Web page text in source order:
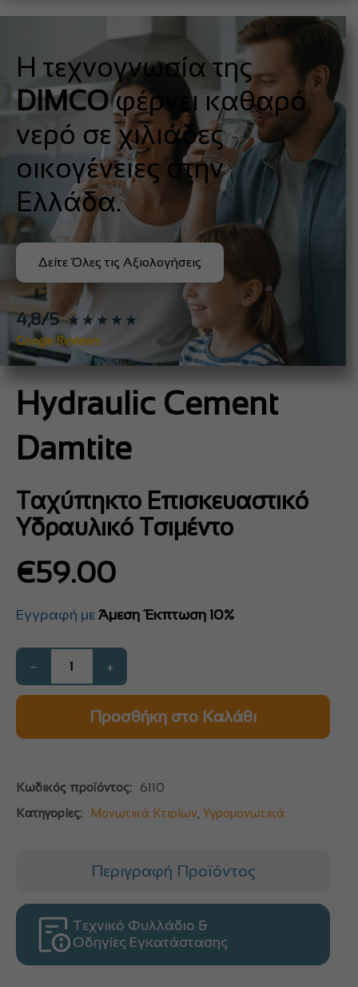
Η τεχνογνωσία της
DIMCOφέρνει καθαρό
νερό σε χιλιάδες
οικογένειες στην
Ελλάδα.
Δείτε Όλες τις Αξιολογήσεις
4,8/5 ★★★★★
Google Reviews
Hydraulic Cement
Damtite
Ταχύπηκτο Επισκευαστικό
Υδραυλικό Τσιμέντο
€59.00
Εγγραφή με Άμεση Έκπτωση 10%
− +
Προσθήκη στο Καλάθι
Κωδικός προϊόντος:
6110
Κατηγορίες:
Μονωτικά Κτιρίων Υγρομονωτικά
Περιγραφή Προϊόντος
Τεχνικό Φυλλάδιο &
Οδηγίες Εγκατάστασης